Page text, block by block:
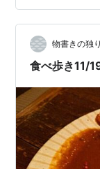
かったイチゴ
ませんか！こ
トに向けて、
物書きの独
食べ歩き11/